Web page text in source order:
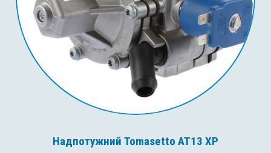
Надпотужний Tomasetto AT13 XP